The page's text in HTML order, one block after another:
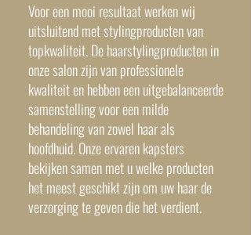
Voor een mooi resultaat werken wij
uitsluitend met stylingproducten van
topkwaliteit. De haarstylingproducten in
onze salon zijn van professionele
kwaliteit en hebben een uitgebalanceerde
samenstelling voor een milde
behandeling van zowel haar als
hoofdhuid. Onze ervaren kapsters
bekijken samen met u welke producten
het meest geschikt zijn om uw haar de
verzorging te geven die het verdient.